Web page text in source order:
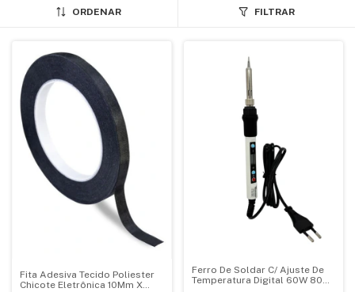
ORDENAR FILTRAR
Fita Adesiva Tecido Poliester
Chicote Eletrônica 10Mm X
Ferro De Soldar C/ Ajuste De
Temperatura Digital 60W 80W